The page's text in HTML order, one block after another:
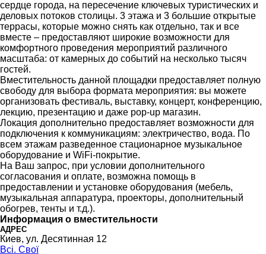
сердце города, на пересечение ключевых туристических и
деловых потоков столицы. 3 этажа и 3 большие открытые
террасы, которые можно снять как отдельно, так и все
вместе – предоставляют широкие возможности для
комфортного проведения мероприятий различного
масштаба: от камерных до событий на несколько тысяч
гостей.
Вместительность данной площадки предоставляет полную
свободу для выбора формата мероприятия: вы можете
организовать фестиваль, выставку, концерт, конференцию,
лекцию, презентацию и даже рop-up магазин.
Локация дополнительно предоставляет возможности для
подключения к коммуникациям: электричество, вода. По
всем этажам разведенное стационарное музыкальное
оборудование и WiFi-покрытие.
На Ваш запрос, при условии дополнительного
согласования и оплате, возможна помощь в
предоставлении и установке оборудования (мебель,
музыкальная аппаратура, проекторы, дополнительный
обогрев, тенты и т.д.).
Информация о вместительности
АДРЕС
Киев, ул. Десятинная 12
Всі. Свої